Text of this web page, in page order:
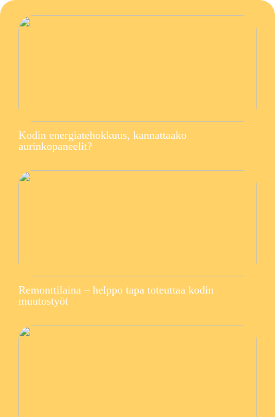
Kodin energiatehokkuus, kannattaako
aurinkopaneelit?
Remonttilaina – helppo tapa toteuttaa kodin
muutostyöt